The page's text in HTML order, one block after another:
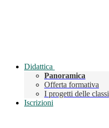
Didattica
Panoramica
Offerta formativa
I progetti delle classi
Iscrizioni